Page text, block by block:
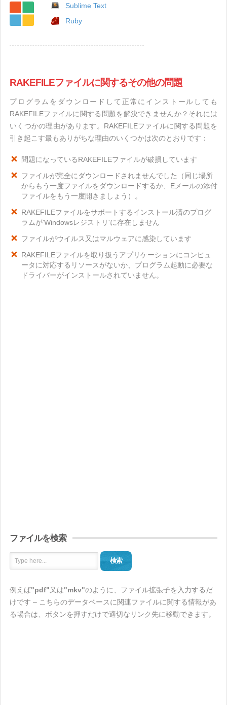
Sublime Text
Ruby
RAKEFILEファイルに関するその他の問題
プログラムをダウンロードして正常にインストールしても
RAKEFILEファイルに関する問題を解決できませんか？それには
いくつかの理由があります。RAKEFILEファイルに関する問題を
引き起こす最もありがちな理由のいくつかは次のとおりです：
問題になっているRAKEFILEファイルが破損しています
ファイルが完全にダウンロードされませんでした（同じ場所
からもう一度ファイルをダウンロードするか、Eメールの添付
ファイルをもう一度開きましょう）。
RAKEFILEファイルをサポートするインストール済のプログ
ラムが'Windowsレジストリ'に存在しません
ファイルがウイルス又はマルウェアに感染しています
RAKEFILEファイルを取り扱うアプリケーションにコンピュ
ータに対応するリソースがないか、プログラム起動に必要な
ドライバーがインストールされていません。
ファイルを検索
検索
例えば"pdf"又は"mkv"のように、ファイル拡張子を入力するだ
けです – こちらのデータベースに関連ファイルに関する情報があ
る場合は、ボタンを押すだけで適切なリンク先に移動できます。